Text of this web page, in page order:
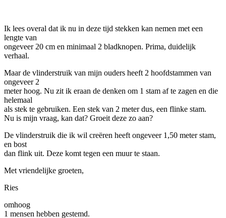
Ik lees overal dat ik nu in deze tijd stekken kan nemen met een
lengte van
ongeveer 20 cm en minimaal 2 bladknopen. Prima, duidelijk
verhaal.
Maar de vlinderstruik van mijn ouders heeft 2 hoofdstammen van
ongeveer 2
meter hoog. Nu zit ik eraan de denken om 1 stam af te zagen en die
helemaal
als stek te gebruiken. Een stek van 2 meter dus, een flinke stam.
Nu is mijn vraag, kan dat? Groeit deze zo aan?
De vlinderstruik die ik wil creëren heeft ongeveer 1,50 meter stam,
en bost
dan flink uit. Deze komt tegen een muur te staan.
Met vriendelijke groeten,
Ries
omhoog
1 mensen hebben gestemd.